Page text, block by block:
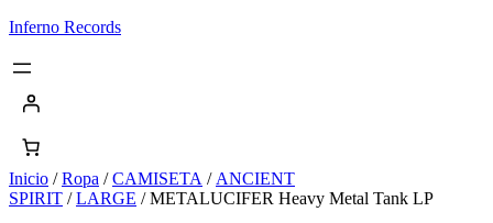
Saltar
contenido
Inferno Records
Inicio /Ropa /CAMISETA / ANCIENT
SPIRIT /LARGE / METALUCIFER Heavy Metal Tank LP